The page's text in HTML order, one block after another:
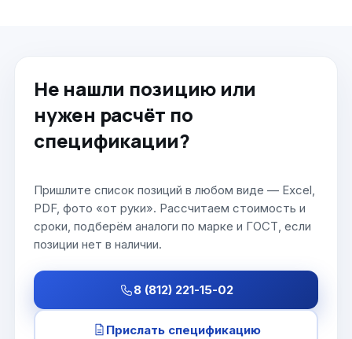
Не нашли позицию или
нужен расчёт по
спецификации?
Пришлите список позиций в любом виде — Excel,
PDF, фото «от руки». Рассчитаем стоимость и
сроки, подберём аналоги по марке и ГОСТ, если
позиции нет в наличии.
8 (812) 221-15-02
Прислать спецификацию